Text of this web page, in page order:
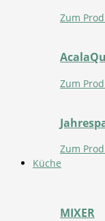
Zum
Zum
Zum
Küche
MIXER